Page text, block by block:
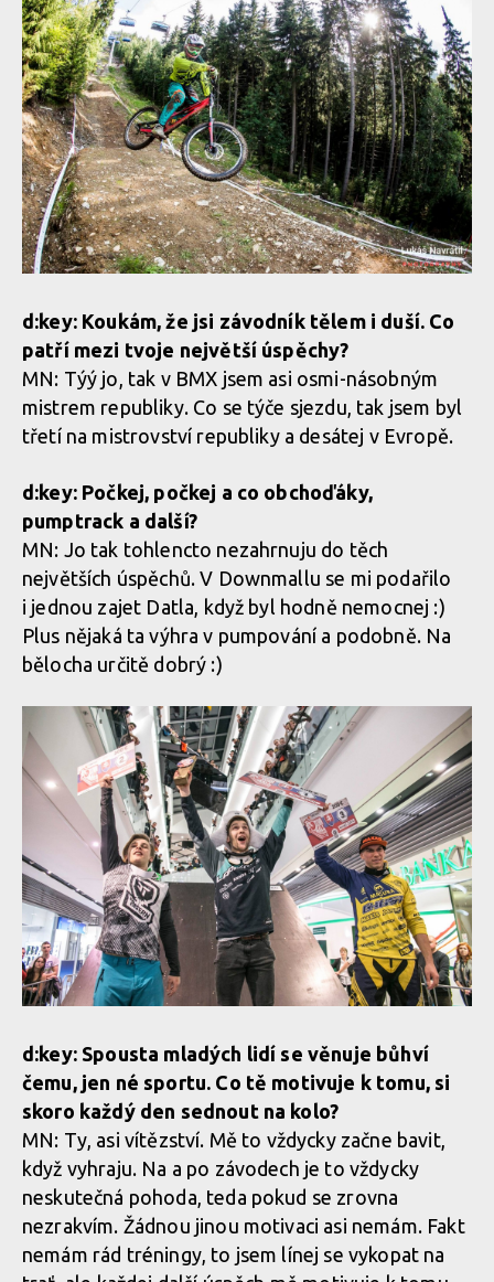
d:key: Koukám, že jsi závodník tělem i duší. Co
patří mezi tvoje největší úspěchy?
MN: Týý jo, tak v BMX jsem asi osmi-násobným
mistrem republiky. Co se týče sjezdu, tak jsem byl
třetí na mistrovství republiky a desátej v Evropě.
d:key: Počkej, počkej a co obchoďáky,
pumptrack a další?
MN: Jo tak tohlencto nezahrnuju do těch
největších úspěchů. V Downmallu se mi podařilo
i jednou zajet Datla, když byl hodně nemocnej :)
Plus nějaká ta výhra v pumpování a podobně. Na
bělocha určitě dobrý :)
d:key: Spousta mladých lidí se věnuje bůhví
čemu, jen né sportu. Co tě motivuje k tomu, si
skoro každý den sednout na kolo?
MN: Ty, asi vítězství. Mě to vždycky začne bavit,
když vyhraju. Na a po závodech je to vždycky
neskutečná pohoda, teda pokud se zrovna
nezrakvím. Žádnou jinou motivaci asi nemám. Fakt
nemám rád tréningy, to jsem línej se vykopat na